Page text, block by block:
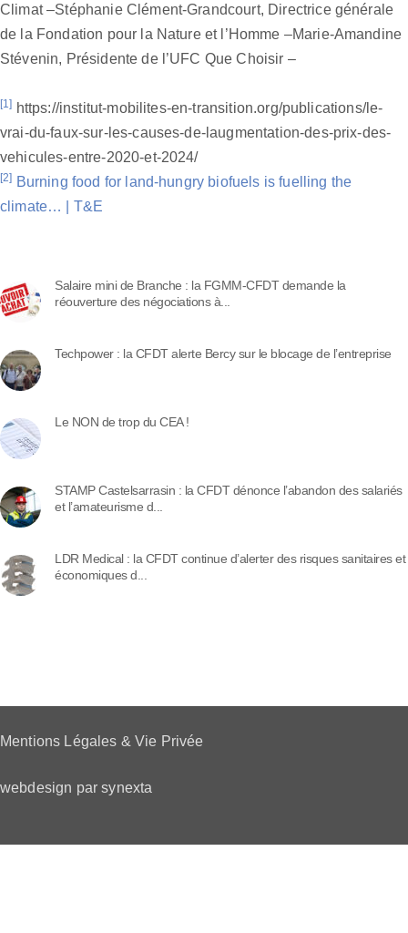
Climat –Stéphanie Clément-Grandcourt, Directrice générale
de la Fondation pour la Nature et l’Homme –Marie-Amandine
Stévenin, Présidente de l’UFC Que Choisir –
[1] https://institut-mobilites-en-transition.org/publications/le-
vrai-du-faux-sur-les-causes-de-laugmentation-des-prix-des-
vehicules-entre-2020-et-2024/
[2] Burning food for land-hungry biofuels is fuelling the
climate… | T&E
Salaire mini de Branche : la FGMM-CFDT demande la
réouverture des négociations à...
Techpower : la CFDT alerte Bercy sur le blocage de l’entreprise
Le NON de trop du CEA !
STAMP Castelsarrasin : la CFDT dénonce l’abandon des salariés
et l’amateurisme d...
LDR Medical : la CFDT continue d’alerter des risques sanitaires et
économiques d...
Mentions Légales & Vie Privée
webdesign par synexta